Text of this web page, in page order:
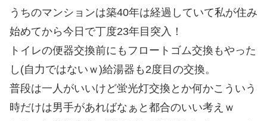
うちのマンションは築40年は経過していて私が住み
始めてから今日で丁度23年目突入！
トイレの便器交換前にもフロートゴム交換もやった
し(自力ではないｗ)給湯器も2度目の交換。
普段は一人がいいけど蛍光灯交換とか何かこういう
時だけは男手があればなぁと都合のいい考えｗ